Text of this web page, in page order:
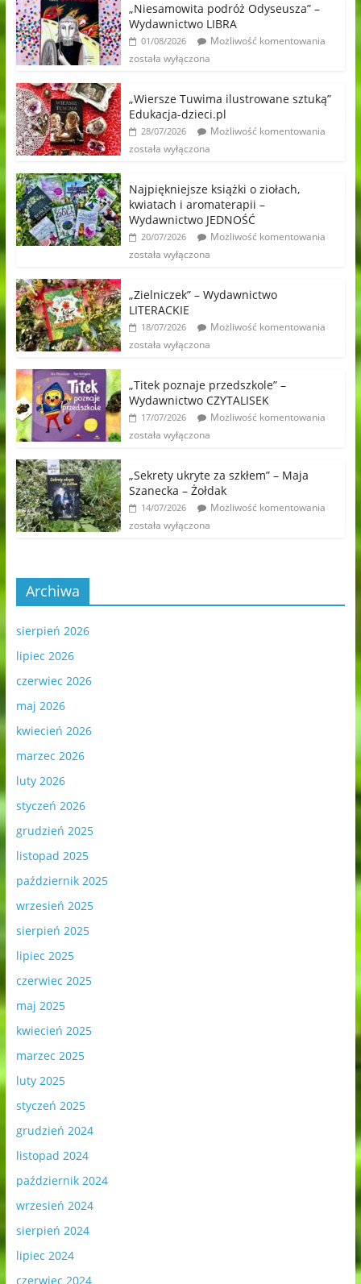
„Niesamowita podróż Odyseusza” –
Wydawnictwo LIBRA
01/08/2026
Możliwość komentowania
została wyłączona
„Wiersze Tuwima ilustrowane sztuką”
Edukacja-dzieci.pl
28/07/2026
Możliwość komentowania
została wyłączona
Najpiękniejsze książki o ziołach,
kwiatach i aromaterapii –
Wydawnictwo JEDNOŚĆ
20/07/2026
Możliwość komentowania
została wyłączona
„Zielniczek” – Wydawnictwo
LITERACKIE
18/07/2026
Możliwość komentowania
została wyłączona
„Titek poznaje przedszkole” –
Wydawnictwo CZYTALISEK
17/07/2026
Możliwość komentowania
została wyłączona
„Sekrety ukryte za szkłem” – Maja
Szanecka – Żołdak
14/07/2026
Możliwość komentowania
została wyłączona
Archiwa
sierpień 2026
lipiec 2026
czerwiec 2026
maj 2026
kwiecień 2026
marzec 2026
luty 2026
styczeń 2026
grudzień 2025
listopad 2025
październik 2025
wrzesień 2025
sierpień 2025
lipiec 2025
czerwiec 2025
maj 2025
kwiecień 2025
marzec 2025
luty 2025
styczeń 2025
grudzień 2024
listopad 2024
październik 2024
wrzesień 2024
sierpień 2024
lipiec 2024
czerwiec 2024